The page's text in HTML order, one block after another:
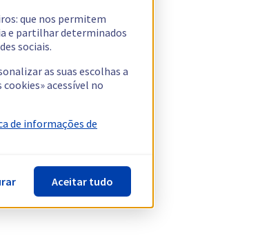
que nos permitem
e partilhar determinados
sociais.
as suas escolhas a
acessível no
de informações de
Aceitar tudo